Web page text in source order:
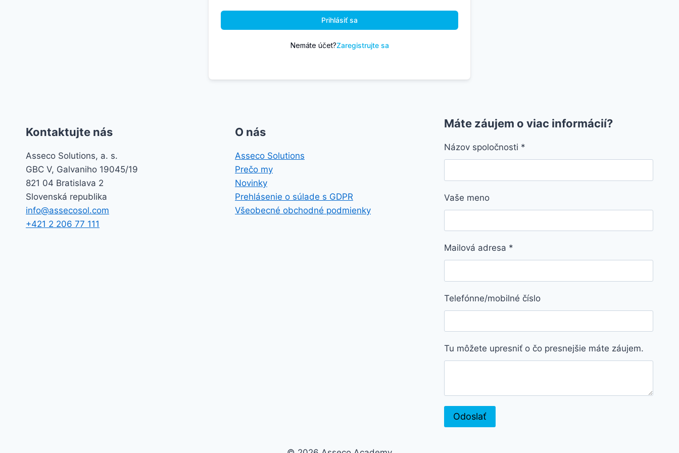
Prihlásiť sa
Nemáte účet?Zaregistrujte sa
Kontaktujte nás
Asseco Solutions, a. s.
GBC V, Galvaniho 19045/19
821 04 Bratislava 2
Slovenská republika
info@assecosol.com
+421 2 206 77 111
O nás
Asseco Solutions
Prečo my
Novinky
Prehlásenie o súlade s GDPR
Všeobecné obchodné podmienky
Máte záujem o viac informácií?
Názov spoločnosti *
Vaše meno
Mailová adresa *
Telefónne/mobilné číslo
Tu môžete upresniť o čo presnejšie máte záujem.
Odoslať